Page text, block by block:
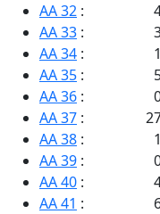
AA 32 :
AA 33 :
AA 34 :
AA 35 :
AA 36 :
AA 37 :
AA 38 :
AA 39 :
AA 40 :
AA 41 :